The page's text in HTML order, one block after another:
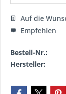
Auf die
Empfehlen
Bestell-Nr.:
Hersteller: